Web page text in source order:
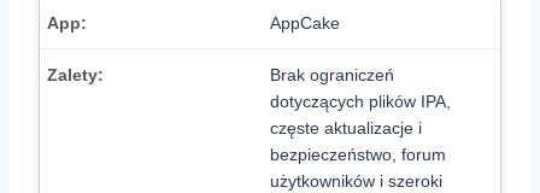
AppCake
Brak ograniczeń
dotyczących plików IPA,
częste aktualizacje i
bezpieczeństwo, forum
użytkowników i szeroki